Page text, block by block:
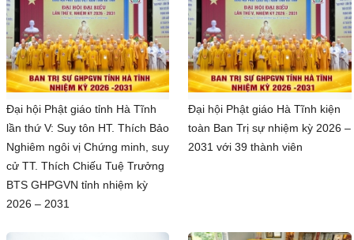
Đại hội Phật giáo tỉnh Hà Tĩnh
lần thứ V: Suy tôn HT. Thích Bảo
Nghiêm ngôi vị Chứng minh, suy
cử TT. Thích Chiếu Tuệ Trưởng
BTS GHPGVN tỉnh nhiệm kỳ
2026 – 2031
Đại hội Phật giáo Hà Tĩnh kiện
toàn Ban Trị sự nhiệm kỳ 2026 –
2031 với 39 thành viên